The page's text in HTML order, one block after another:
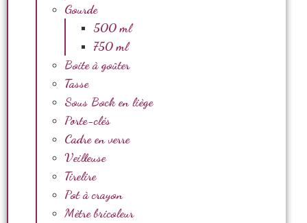
Gourde
500 ml
750 ml
Boite à goûter
Tasse
Sous Bock en liège
Porte-clés
Cadre en verre
Veilleuse
Tirelire
Pot à crayon
Mètre bricoleur